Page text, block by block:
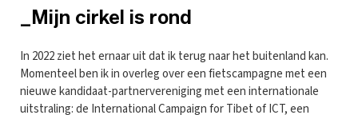
_Mijn cirkel is rond
In 2022 ziet het ernaar uit dat ik terug naar het buitenland kan.
Momenteel ben ik in overleg over een fietscampagne met een
nieuwe kandidaat-partnervereniging met een internationale
uitstraling: de International Campaign for Tibet of ICT, een